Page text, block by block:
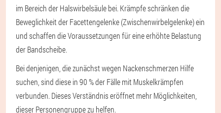
im Bereich der Halswirbelsäule bei. Krämpfe schränken die
Beweglichkeit der Facettengelenke (Zwischenwirbelgelenke) ein
und schaffen die Voraussetzungen für eine erhöhte Belastung
der Bandscheibe.
Bei denjenigen, die zunächst wegen Nackenschmerzen Hilfe
suchen, sind diese in 90 % der Fälle mit Muskelkrämpfen
verbunden. Dieses Verständnis eröffnet mehr Möglichkeiten,
dieser Personengruppe zu helfen.